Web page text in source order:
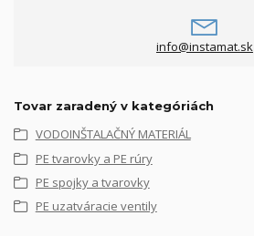
info@instamat.sk
Tovar zaradený v kategóriách
VODOINŠTALAČNÝ MATERIÁL
PE tvarovky a PE rúry
PE spojky a tvarovky
PE uzatváracie ventily